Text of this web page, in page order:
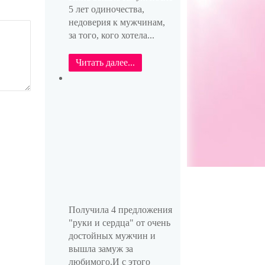
5 лет одиночества,
недоверия к мужчинам,
за того, кого хотела...
Читать далее...
Получила 4 предложения
"руки и сердца" от очень
достойных мужчин и
вышла замуж за
любимого.И с этого